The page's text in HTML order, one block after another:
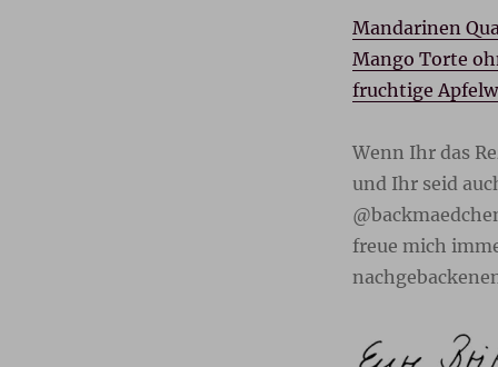
Mandarinen
Mango Torte
fruchtige
Wenn Ihr das
und Ihr seid
freue mich